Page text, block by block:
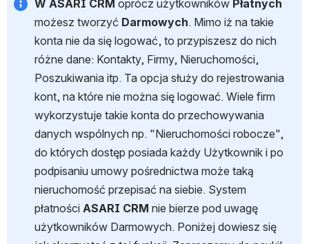
W ASARI CRM oprócz użytkowników Płatnych
możesz tworzyć Darmowych. Mimo iż na takie
konta nie da się logować, to przypiszesz do nich
różne dane: Kontakty, Firmy, Nieruchomości,
Poszukiwania itp. Ta opcja służy do rejestrowania
kont, na które nie można się logować. Wiele firm
wykorzystuje takie konta do przechowywania
danych wspólnych np. "Nieruchomości robocze",
do których dostęp posiada każdy Użytkownik i po
podpisaniu umowy pośrednictwa może taką
nieruchomość przepisać na siebie. System
płatności ASARI CRM nie bierze pod uwagę
użytkowników Darmowych. Poniżej dowiesz się